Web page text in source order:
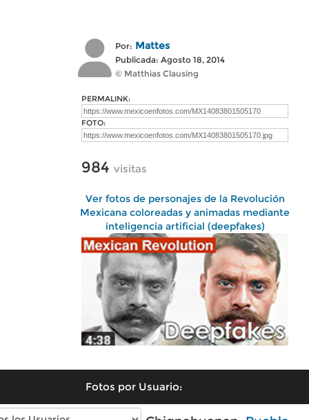
Por: Mattes
Publicada: Agosto 18, 2014
© Matthias Clausing
PERMALINK:
FOTO:
984 visitas
Ver fotos de personajes de la Revolución
Mexicana coloreadas y animadas mediante
inteligencia artificial (deepfakes)
Fotos por Usuario: